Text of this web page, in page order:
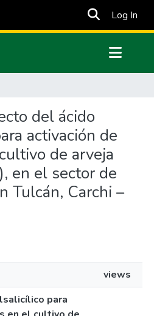
Log In
del ácido
activación de
de arveja
en el sector de
Tulcán, Carchi –
views
para